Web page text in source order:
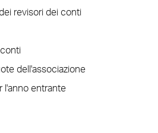
revisori dei conti
dell'associazione
l'anno entrante